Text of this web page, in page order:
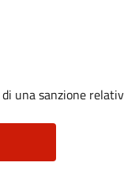
una sanzione